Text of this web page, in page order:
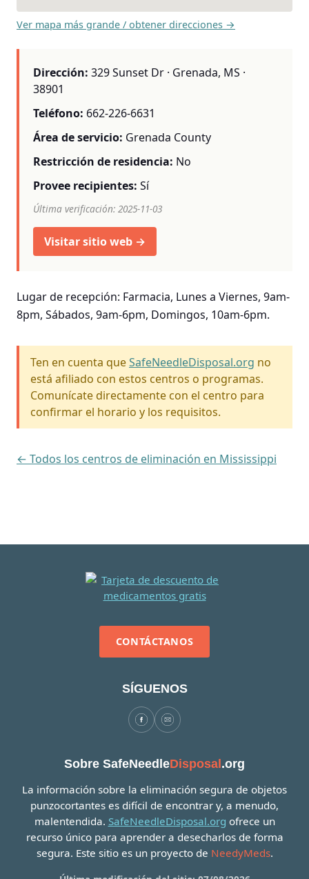
Ver mapa más grande / obtener direcciones →
Dirección: 329 Sunset Dr · Grenada, MS ·
38901
Teléfono: 662-226-6631
Área de servicio: Grenada County
Restricción de residencia: No
Provee recipientes: Sí
Última verificación: 2025-11-03
Visitar sitio web →
Lugar de recepción: Farmacia, Lunes a Viernes, 9am-
8pm, Sábados, 9am-6pm, Domingos, 10am-6pm.
Ten en cuenta queSafeNeedleDisposal.org no
está afiliado con estos centros o programas.
Comunícate directamente con el centro para
confirmar el horario y los requisitos.
← Todos los centros de eliminación en Mississippi
CONTÁCTANOS
SÍGUENOS
Sobre SafeNeedleDisposal.org
La información sobre la eliminación segura de objetos
punzocortantes es difícil de encontrar y, a menudo,
malentendida. SafeNeedleDisposal.org ofrece un
recurso único para aprender a desecharlos de forma
segura. Este sitio es un proyecto de NeedyMeds.